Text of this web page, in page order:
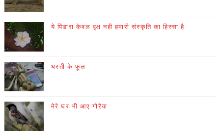
ये पिंडारा केवल वृक्ष नही हमारी संस्कृति का हिस्सा है
धरती के फूल
मेरे घर भी आए गौरैया